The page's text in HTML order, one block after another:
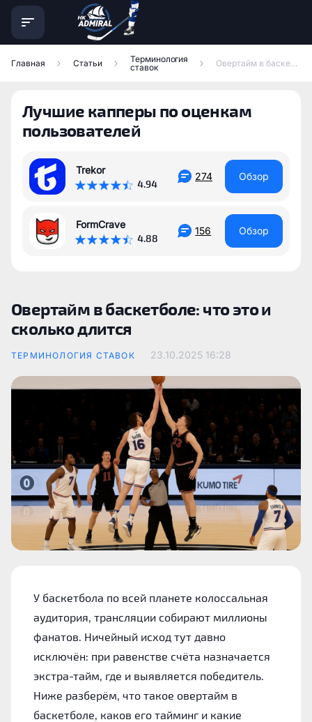
Главная Статьи
Терминология
ставок
Овертайм в баскетболе: что это и сколько длится
Лучшие капперы по оценкам
пользователей
Trekor
4.94
274 Обзор
FormCrave
4.88
156 Обзор
Овертайм в баскетболе: что это и
сколько длится
ТЕРМИНОЛОГИЯ СТАВОК 23.10.2025 16:28
У баскетбола по всей планете колоссальная
аудитория, трансляции собирают миллионы
фанатов. Ничейный исход тут давно
исключён: при равенстве счёта назначается
экстра-тайм, где и выявляется победитель.
Ниже разберём, что такое овертайм в
баскетболе, каков его тайминг и какие